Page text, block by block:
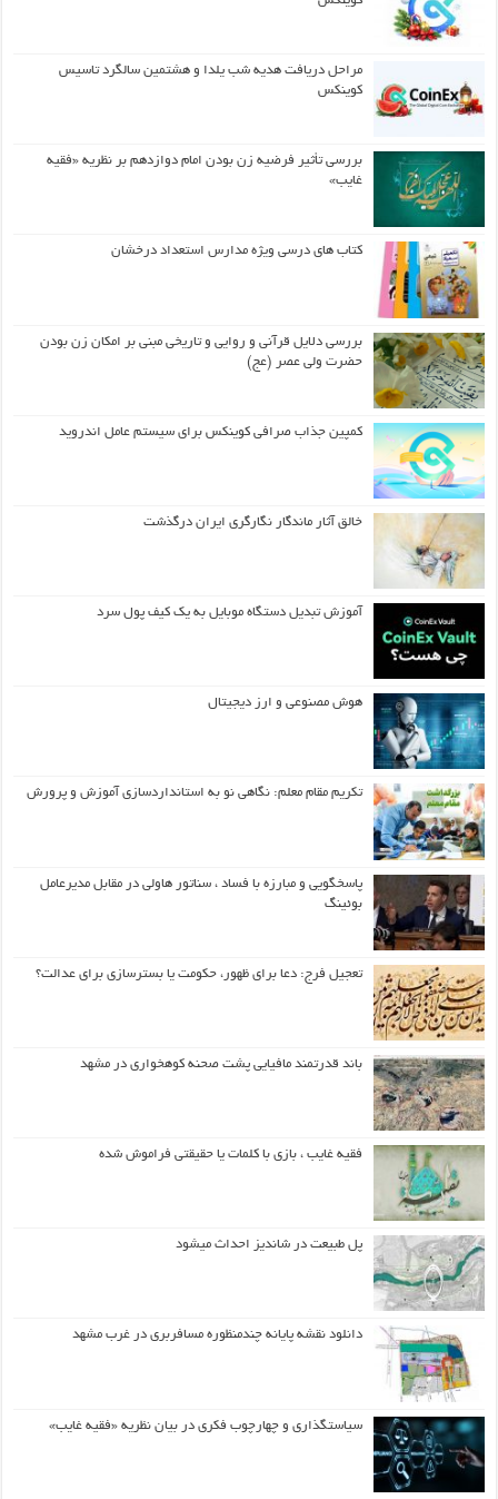
مراحل دریافت هدیه شب یلدا و هشتمین سالگرد تاسیس
کوینکس
بررسی تأثیر فرضیه زن بودن امام دوازدهم بر نظریه «فقیه
غایب»
کتاب های درسی ویژه مدارس استعداد درخشان
بررسی دلایل قرآنی و روایی و تاریخی مبنی بر امکان زن بودن
حضرت ولی عصر (عج)
کمپین جذاب صرافی کوینکس برای سیستم عامل اندروید
خالق آثار ماندگار نگارگری ایران درگذشت
آموزش تبدیل دستگاه موبایل به یک کیف‌ پول سرد
هوش مصنوعی و ارز دیجیتال
تکریم مقام معلم: نگاهی نو به استانداردسازی آموزش و پرورش
پاسخگویی و مبارزه با فساد ، سناتور هاولی در مقابل مدیرعامل
بوئینگ
تعجیل فرج: دعا برای ظهور، حکومت یا بسترسازی برای عدالت؟
باند قدرتمند مافیایی پشت صحنه کوهخواری در مشهد
فقیه غایب ، بازی با کلمات یا حقیقتی فراموش شده
پل طبیعت در شاندیز احداث میشود
دانلود نقشه پایانه چندمنظوره مسافربری در غرب مشهد
سیاستگذاری و چهارچوب فکری در بیان نظریه «فقیه غایب»